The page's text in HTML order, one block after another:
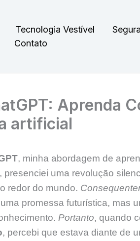
Tecnologia Vestível
Contato
Aprenda
artificial
, minha abordagem de
uma revolução
redor do mundo.
promessa futurística, mas
Portanto, quando
, percebi que estava diante de